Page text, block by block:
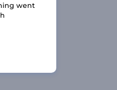
went